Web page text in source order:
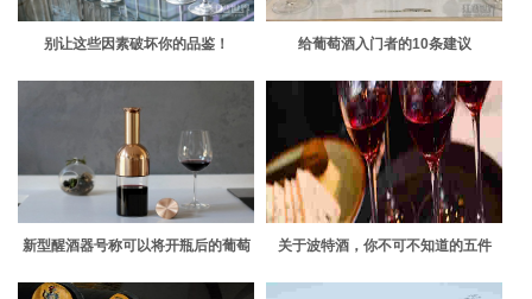
别让这些因素破坏你的品鉴！ 给葡萄酒入门者的10条建议
新型醒酒器号称可以将开瓶后的葡萄
关于波特酒，你不可不知道的五件